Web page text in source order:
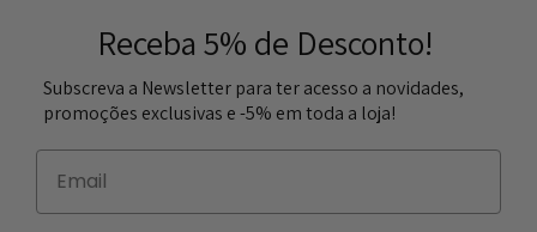
Receba 5% de Desconto!
Subscreva a Newsletter para ter acesso a novidades,
promoções exclusivas e -5% em toda a loja!